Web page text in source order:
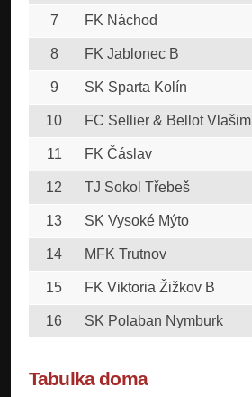
7 FK Náchod
8 FK Jablonec B
9 SK Sparta Kolín
10 FC Sellier & Bellot Vlašim
11 FK Čáslav
12 TJ Sokol Třebeš
13 SK Vysoké Mýto
14 MFK Trutnov
15 FK Viktoria Žižkov B
16 SK Polaban Nymburk
Tabulka doma